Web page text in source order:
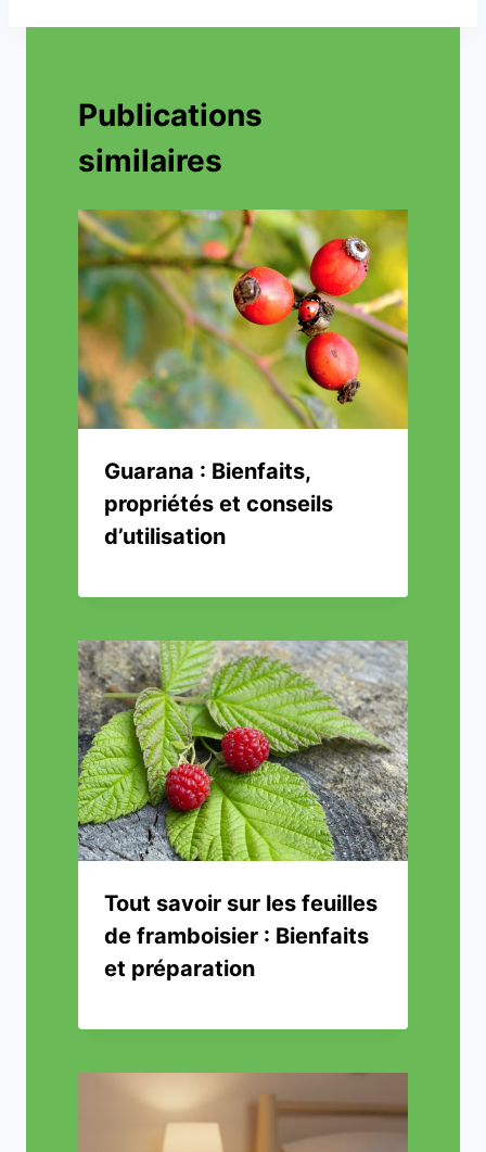
Publications
similaires
Guarana : Bienfaits,
propriétés et conseils
d’utilisation
Tout savoir sur les feuilles
de framboisier : Bienfaits
et préparation